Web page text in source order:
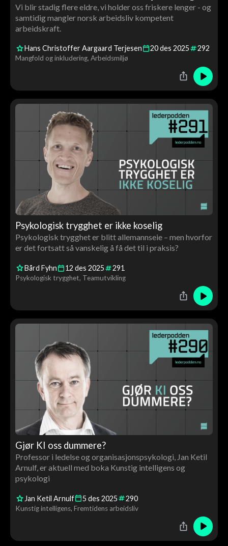
Vi blir stadig flere eldre, vi holder oss friskere lenger - og
samtidig mangler norsk arbeidsliv kompetent
arbeidskraft.
Hans Christoffer Aargaard Terjesen 20des 2025 292
Mangfold og inkludering Arbeidsmiljø
Psykologisk trygghet er ikke koselig
Psykologisk trygghet er blitt allemannseie – men hvorfor
er det fortsatt så vanskelig å få det til i praksis?
Bård Fyhn 12 des 2025 291
Psykologisk trygghet Teamutvikling
Gjør KI oss dummere?
Professor i ledelse og organisasjonspsykologi, Jan Ketil
Arnulf, er aktuell med boka Kunstig intelligens og
psykologi
Jan Ketil Arnulf 5 des 2025 290
Kunstig intelligens Fremtidens arbeidsliv